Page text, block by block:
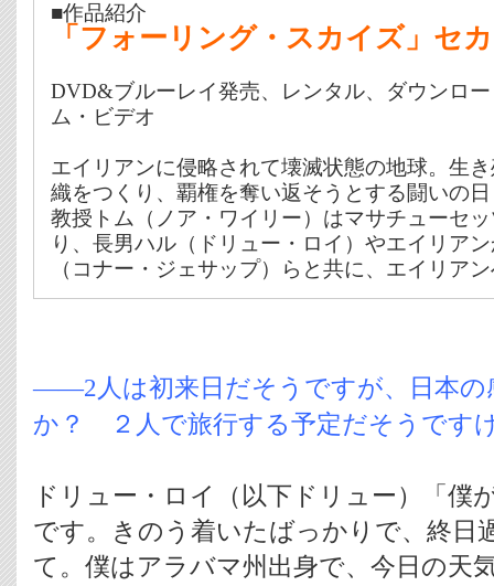
■作品紹介
「フォーリング・スカイズ」セ
DVD&ブルーレイ発売、レンタル、ダウンロ
ム・ビデオ
エイリアンに侵略されて壊滅状態の地球。生
織をつくり、覇権を奪い返そうとする闘いの
教授トム（ノア・ワイリー）はマサチューセ
り、長男ハル（ドリュー・ロイ）やエイリア
（コナー・ジェサップ）らと共に、エイリア
――2人は初来日だそうですが、日本の
か？ ２人で旅行する予定だそうです
ドリュー・ロイ（以下ドリュー）「僕
です。きのう着いたばっかりで、終日
て。僕はアラバマ州出身で、今日の天